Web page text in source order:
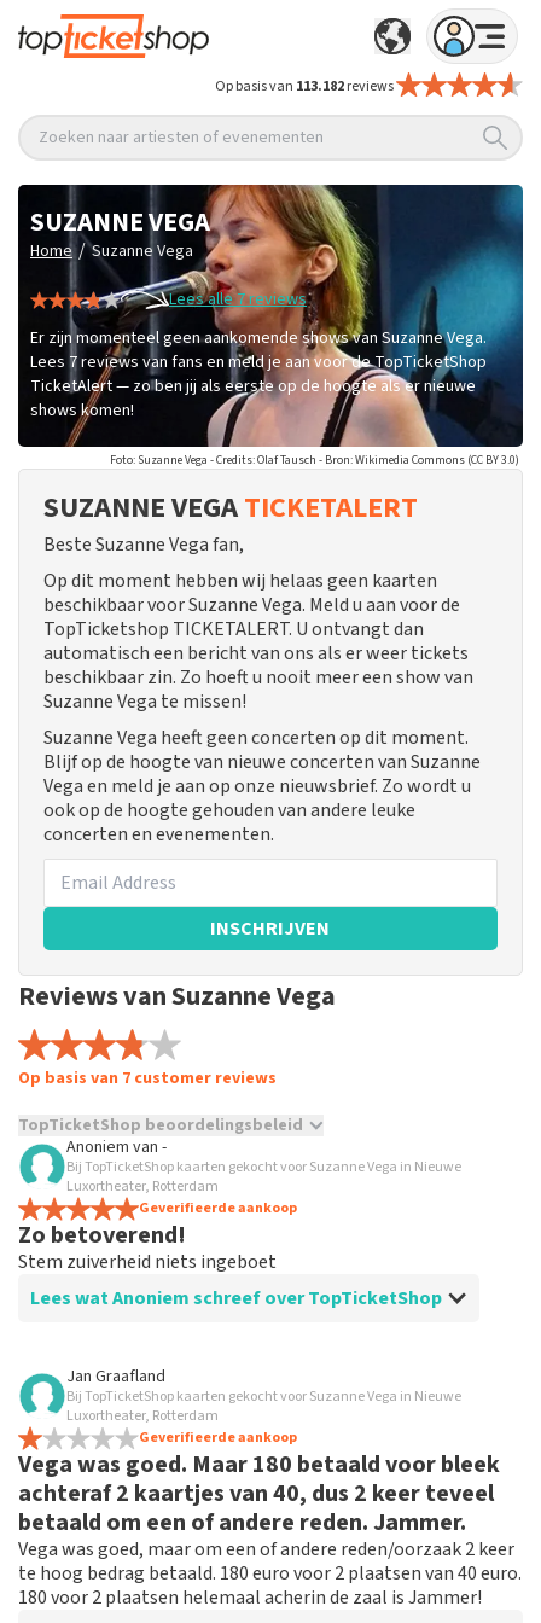
Op basis van 113.182reviews
Zoeken naar artiesten of evenementen
SUZANNE VEGA
Home / Suzanne Vega
Lees alle 7 reviews
Er zijn momenteel geen aankomende shows van Suzanne Vega.
Lees 7 reviews van fans en meld je aan voor de TopTicketShop
TicketAlert — zo ben jij als eerste op de hoogte als er nieuwe
shows komen!
Foto: Suzanne Vega - Credits: Olaf Tausch - Bron: Wikimedia Commons (CC BY 3.0)
SUZANNE VEGATICKETALERT
Beste Suzanne Vega fan,
Op dit moment hebben wij helaas geen kaarten
beschikbaar voor Suzanne Vega. Meld u aan voor de
TopTicketshop TICKETALERT. U ontvangt dan
automatisch een bericht van ons als er weer tickets
beschikbaar zin. Zo hoeft u nooit meer een show van
Suzanne Vega te missen!
Suzanne Vega heeft geen concerten op dit moment.
Blijf op de hoogte van nieuwe concerten van Suzanne
Vega en meld je aan op onze nieuwsbrief. Zo wordt u
ook op de hoogte gehouden van andere leuke
concerten en evenementen.
INSCHRIJVEN
Reviews van Suzanne Vega
Op basis van 7 customer reviews
TopTicketShop beoordelingsbeleid
TopTicketShop verzamelt reviews van echte klanten. Het is
niet mogelijk om een review achter te laten als je geen
tickets hebt aangeschaft bij TopTicketShop. Reviews met
grof taalgebruik en/of onwaarheden worden niet geplaatst.
Het kan enkele weken duren voordat een review wordt
geplaatst.
Anoniem van -
Bij TopTicketShop kaarten gekocht voor Suzanne Vega in Nieuwe
Luxortheater, Rotterdam
Geverifieerde aankoop
Zo betoverend!
Stem zuiverheid niets ingeboet
Lees wat Anoniem schreef over TopTicketShop
Beoordeling van Anoniem over
Woekerprijzen!
Ga ik nooit meer intrappen
Beste klant, Bedankt voor het schrijven van een review
op onze website. Uw feedback vinden wij erg belangrijk.
U helpt ons zo onze dienstverlening te verbeteren en
ook helpt u andere consumenten met het maken van
Reactie van TopTicketShop
Jan Graafland
Bij TopTicketShop kaarten gekocht voor Suzanne Vega in Nieuwe
Luxortheater, Rotterdam
Geverifieerde aankoop
Vega was goed. Maar 180 betaald voor bleek
achteraf 2 kaartjes van 40, dus 2 keer teveel
betaald om een of andere reden. Jammer.
Vega was goed, maar om een of andere reden/oorzaak 2 keer
te hoog bedrag betaald. 180 euro voor 2 plaatsen van 40 euro.
180 voor 2 plaatsen helemaal acherin de zaal is Jammer!